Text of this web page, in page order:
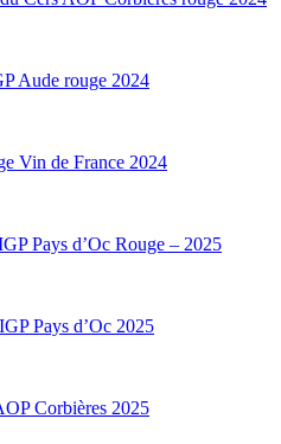
Aude rouge 2024
Vin de France 2024
Pays d’Oc Rouge – 2025
Pays d’Oc 2025
Corbières 2025